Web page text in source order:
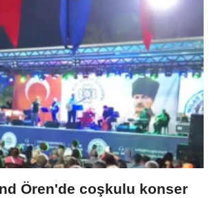
Ören'de coşkulu konser